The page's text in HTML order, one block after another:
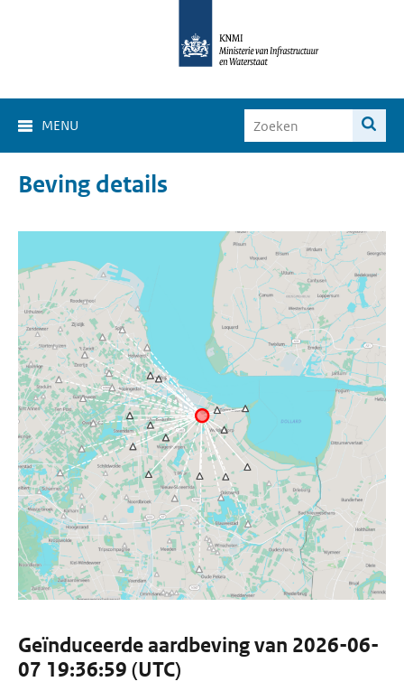
MENU
Beving details
Geïnduceerde aardbeving van 2026-06-
07 19:36:59 (UTC)